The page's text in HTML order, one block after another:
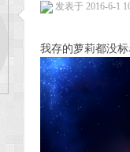
发表于 2016-6-1
我存的萝莉都没